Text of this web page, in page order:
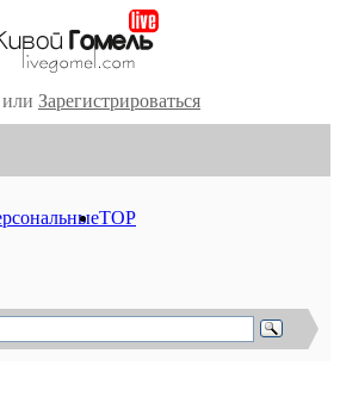
или Зарегистрироваться
TOP